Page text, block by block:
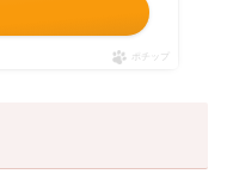
ポチップ